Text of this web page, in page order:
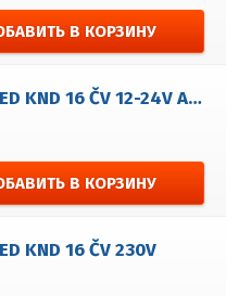
В КОРЗИНУ
kontrolka LED KND 16 ČV 12-24V AC/DC
В КОРЗИНУ
KND 16 ČV 230V